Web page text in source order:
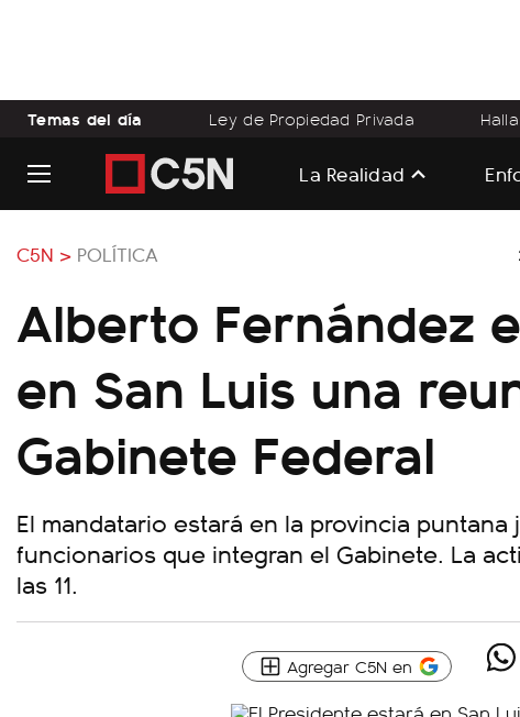
Temas del día Ley de Propiedad Privada
La Realidad
C5N > POLÍTICA
Alberto Fernández
en San Luis una
Gabinete Federal
El mandatario estará en la provincia puntana
funcionarios que integran el Gabinete. La
las 11.
Agregar C5N en